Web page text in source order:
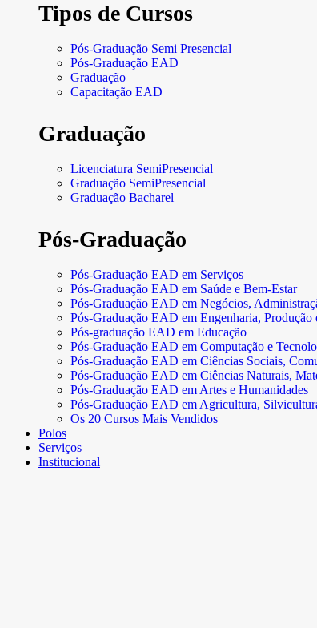
Tipos de Cursos
Pós-Graduação Semi Presencial
Pós-Graduação EAD
Graduação
Capacitação EAD
Graduação
Licenciatura SemiPresencial
Graduação SemiPresencial
Graduação Bacharel
Pós-Graduação
Pós-Graduação EAD em Serviços
Pós-Graduação EAD em Saúde e Bem-Estar
Pós-Graduação EAD em Negócios,
Pós-Graduação EAD em Engenharia, Produção
Pós-graduação EAD em Educação
Pós-Graduação EAD em Computação e
Pós-Graduação EAD em Ciências Sociais,
Pós-Graduação EAD em Ciências Naturais,
Pós-Graduação EAD em Artes e Humanidades
Pós-Graduação EAD em Agricultura,
Os 20 Cursos Mais Vendidos
Polos
Serviços
Institucional